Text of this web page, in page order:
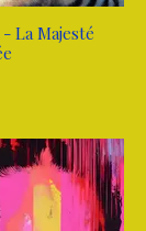
La Majesté